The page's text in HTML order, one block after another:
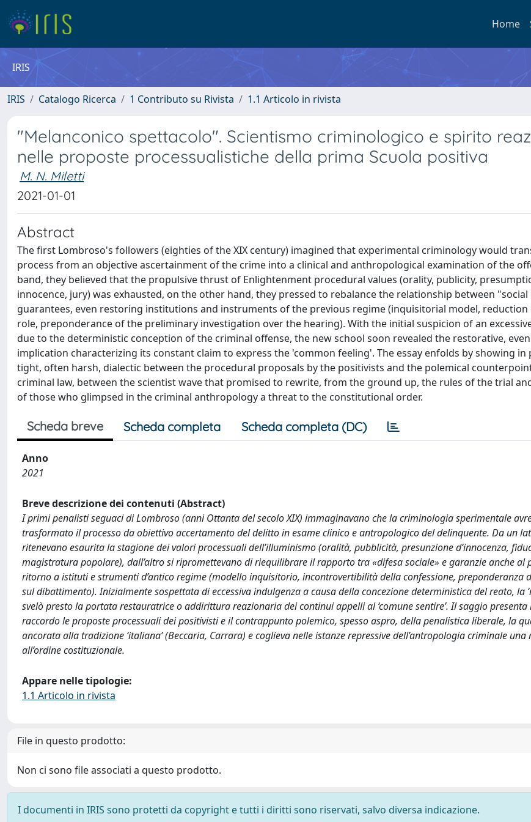
Home
IRIS
IRIS Catalogo Ricerca 1 Contributo su Rivista 1.1 Articolo in rivista
"Melanconico spettacolo". Scientismo criminologico e spirito
nelle proposte processualistiche della prima Scuola positiva
M. N. Miletti
2021-01-01
Abstract
The first Lombroso's followers (eighties of the XIX century) imagined that experimental criminology would
process from an objective ascertainment of the crime into a clinical and anthropological examination of the
band, they believed that the propulsive thrust of Enlightenment procedural values (orality, publicity,
innocence, jury) was exhausted, on the other hand, they pressed to rebalance the relationship between
guarantees, even restoring institutions and instruments of the previous regime (inquisitorial model,
role, preponderance of the preliminary investigation over the hearing). With the initial suspicion of an
due to the deterministic conception of the criminal offense, the new school soon revealed the restorative,
implication characterizing its constant claim to express the 'common feeling'. The essay enfolds by showing in
tight, often harsh, dialectic between the procedural proposals by the positivists and the polemical
criminal law, between the scientist wave that promised to rewrite, from the ground up, the rules of the trial
of those who glimpsed in the criminal anthropology a threat to the constitutional order.
Scheda breve Scheda completa Scheda completa (DC)
Anno
2021
Breve descrizione dei contenuti (Abstract)
I primi penalisti seguaci di Lombroso (anni Ottanta del secolo XIX) immaginavano che la criminologia sperimentale
trasformato il processo da obiettivo accertamento del delitto in esame clinico e antropologico del delinquente. Da un
ritenevano esaurita la stagione dei valori processuali dell’illuminismo (oralità, pubblicità, presunzione d’innocenza,
magistratura popolare), dall’altro si ripromettevano di riequilibrare il rapporto tra «difesa sociale» e garanzie anche al
ritorno a istituti e strumenti d’antico regime (modello inquisitorio, incontrovertibilità della confessione, preponderanza
sul dibattimento). Inizialmente sospettata di eccessiva indulgenza a causa della concezione deterministica del reato, la
svelò presto la portata restauratrice o addirittura reazionaria dei continui appelli al ‘comune sentire’. Il saggio presenta
raccordo le proposte processuali dei positivisti e il contrappunto polemico, spesso aspro, della penalistica liberale, la
ancorata alla tradizione ‘italiana’ (Beccaria, Carrara) e coglieva nelle istanze repressive dell’antropologia criminale una
all’ordine costituzionale.
Appare nelle tipologie:
1.1 Articolo in rivista
File in questo prodotto:
Non ci sono file associati a questo prodotto.
I documenti in IRIS sono protetti da copyright e tutti i diritti sono riservati, salvo diversa indicazione.